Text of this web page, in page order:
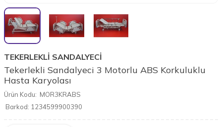
TEKERLEKLİ SANDALYECİ
Tekerlekli Sandalyeci 3 Motorlu ABS Korkuluklu
Hasta Karyolası
Ürün Kodu: MOR3KRABS
Barkod: 1234599900390